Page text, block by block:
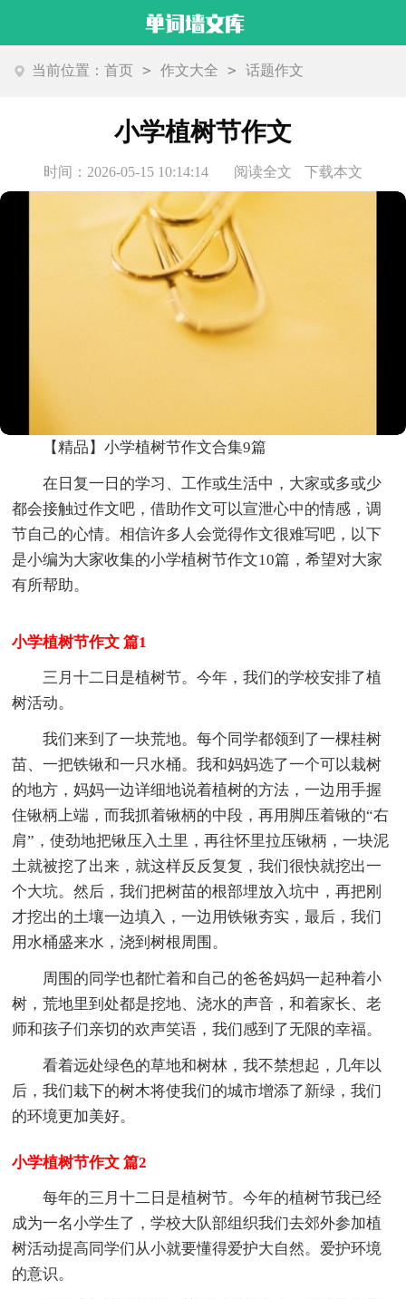
当前位置：首页 > 作文大全 > 话题作文
小学植树节作文
时间：2026-05-15 10:14:14 阅读全文 下载本文
【精品】小学植树节作文合集9篇
在日复一日的学习、工作或生活中，大家或多或少
都会接触过作文吧，借助作文可以宣泄心中的情感，调
节自己的心情。相信许多人会觉得作文很难写吧，以下
是小编为大家收集的小学植树节作文10篇，希望对大家
有所帮助。
小学植树节作文 篇1
三月十二日是植树节。今年，我们的学校安排了植
树活动。
我们来到了一块荒地。每个同学都领到了一棵桂树
苗、一把铁锹和一只水桶。我和妈妈选了一个可以栽树
的地方，妈妈一边详细地说着植树的方法，一边用手握
住锹柄上端，而我抓着锹柄的中段，再用脚压着锹的“右
肩”，使劲地把锹压入土里，再往怀里拉压锹柄，一块泥
土就被挖了出来，就这样反反复复，我们很快就挖出一
个大坑。然后，我们把树苗的根部埋放入坑中，再把刚
才挖出的土壤一边填入，一边用铁锹夯实，最后，我们
用水桶盛来水，浇到树根周围。
周围的同学也都忙着和自己的爸爸妈妈一起种着小
树，荒地里到处都是挖地、浇水的声音，和着家长、老
师和孩子们亲切的欢声笑语，我们感到了无限的幸福。
看着远处绿色的草地和树林，我不禁想起，几年以
后，我们栽下的树木将使我们的城市增添了新绿，我们
的环境更加美好。
小学植树节作文 篇2
每年的三月十二日是植树节。今年的植树节我已经
成为一名小学生了，学校大队部组织我们去郊外参加植
树活动提高同学们从小就要懂得爱护大自然。爱护环境
的意识。